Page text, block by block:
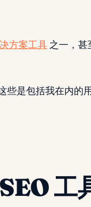
方案工具 之一，甚
些是包括我在内的
工